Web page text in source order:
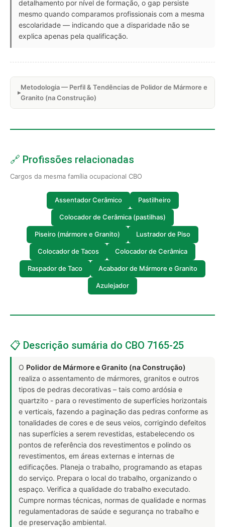
detalhamento por nível de formação, o gap persiste
mesmo quando comparamos profissionais com a mesma
escolaridade — indicando que a disparidade não se
explica apenas pela qualificação.
Metodologia — Perfil & Tendências de Polidor de Mármore e
Granito (na Construção)
🔗 Profissões relacionadas
Cargos da mesma família ocupacional CBO
Assentador Cerâmico Pastilheiro
Colocador de Cerâmica (pastilhas)
Piseiro (mármore e Granito) Lustrador de Piso
Colocador de Tacos Colocador de Cerâmica
Raspador de Taco Acabador de Mármore e Granito
Azulejador
📋 Descrição sumária do CBO 7165-25
O Polidor de Mármore e Granito (na Construção)
realiza o assentamento de mármores, granitos e outros
tipos de pedras decorativas – tais como ardósia e
quartzito - para o revestimento de superfícies horizontais
e verticais, fazendo a paginação das pedras conforme as
tonalidades de cores e de seus veios, corrigindo defeitos
nas superfícies a serem revestidas, estabelecendo os
pontos de referência dos revestimentos e polindo os
revestimentos, em áreas externas e internas de
edificações. Planeja o trabalho, programando as etapas
do serviço. Prepara o local do trabalho, organizando o
espaço. Verifica a qualidade do trabalho executado.
Cumpre normas técnicas, normas de qualidade e normas
regulamentadoras de saúde e segurança no trabalho e
de preservação ambiental.